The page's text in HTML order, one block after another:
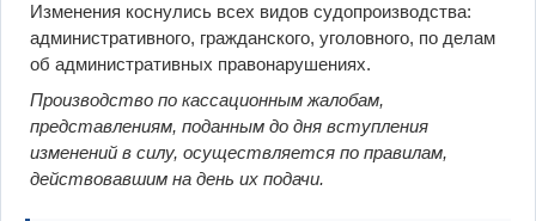
Изменения коснулись всех видов судопроизводства:
административного, гражданского, уголовного, по делам
об административных правонарушениях.
Производство по кассационным жалобам,
представлениям, поданным до дня вступления
изменений в силу, осуществляется по правилам,
действовавшим на день их подачи.